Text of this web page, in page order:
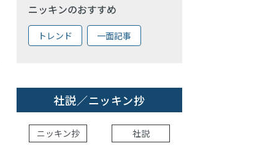
ニッキンのおすすめ
トレンド 一面記事
社説／ニッキン抄
ニッキン抄 社説